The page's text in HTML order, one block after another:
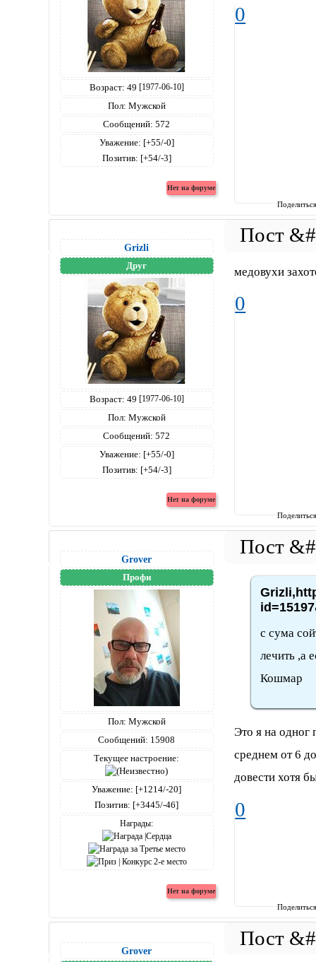
Возраст: 49 [1977-06-10]
Пол: Мужской
Сообщений: 572
Уважение: [+55/-0]
Позитив: [+54/-3]
0
Grizli
Друг
Возраст: 49 [1977-06-10]
Пол: Мужской
Сообщений: 572
Уважение: [+55/-0]
Позитив: [+54/-3]
медовухи
0
Grover
Профи
Пол: Мужской
Сообщений: 15908
Текущее настроение:
Уважение: [+1214/-20]
Позитив: [+3445/-46]
Награды:
с сума
лечить ,а
Кошмар
Это я на одног
среднем от 6
довести хотя
0
Grover